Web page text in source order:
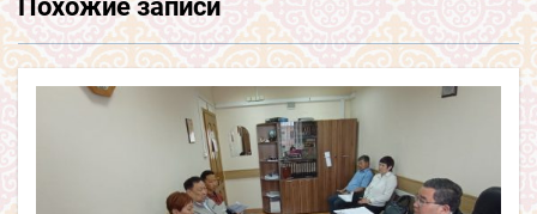
Похожие записи